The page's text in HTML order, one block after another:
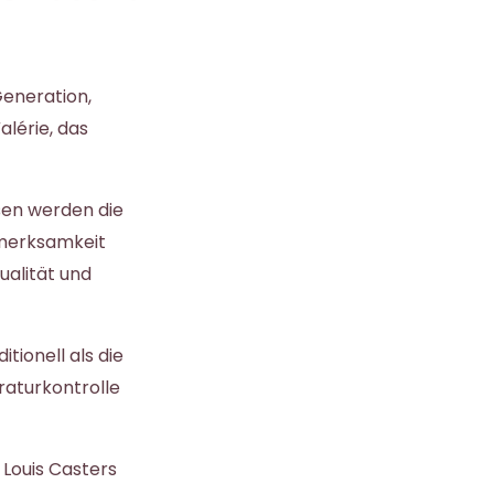
das
werden die
und
als die
Casters